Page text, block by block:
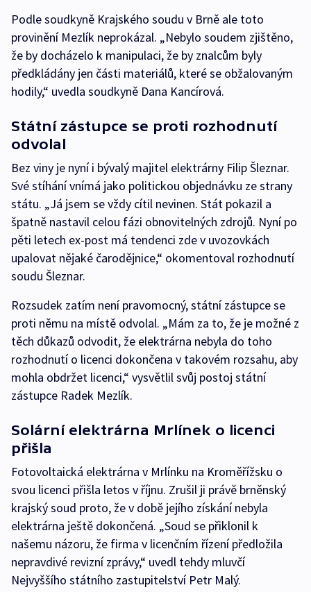
Podle soudkyně Krajského soudu v Brně ale toto
provinění Mezlík neprokázal. „Nebylo soudem zjištěno,
že by docházelo k manipulaci, že by znalcům byly
předkládány jen části materiálů, které se obžalovaným
hodily,“ uvedla soudkyně Dana Kancírová.
Státní zástupce se proti rozhodnutí
odvolal
Bez viny je nyní i bývalý majitel elektrárny Filip Šleznar.
Své stíhání vnímá jako politickou objednávku ze strany
státu. „Já jsem se vždy cítil nevinen. Stát pokazil a
špatně nastavil celou fázi obnovitelných zdrojů. Nyní po
pěti letech ex-post má tendenci zde v uvozovkách
upalovat nějaké čarodějnice,“ okomentoval rozhodnutí
soudu Šleznar.
Rozsudek zatím není pravomocný, státní zástupce se
proti němu na místě odvolal. „Mám za to, že je možné z
těch důkazů odvodit, že elektrárna nebyla do toho
rozhodnutí o licenci dokončena v takovém rozsahu, aby
mohla obdržet licenci,“ vysvětlil svůj postoj státní
zástupce Radek Mezlík.
Solární elektrárna Mrlínek o licenci
přišla
Fotovoltaická elektrárna v Mrlínku na Kroměřížsku o
svou licenci přišla letos v říjnu. Zrušil ji právě brněnský
krajský soud proto, že v době jejího získání nebyla
elektrárna ještě dokončená. „Soud se přiklonil k
našemu názoru, že firma v licenčním řízení předložila
nepravdivé revizní zprávy,“ uvedl tehdy mluvčí
Nejvyššího státního zastupitelství Petr Malý.